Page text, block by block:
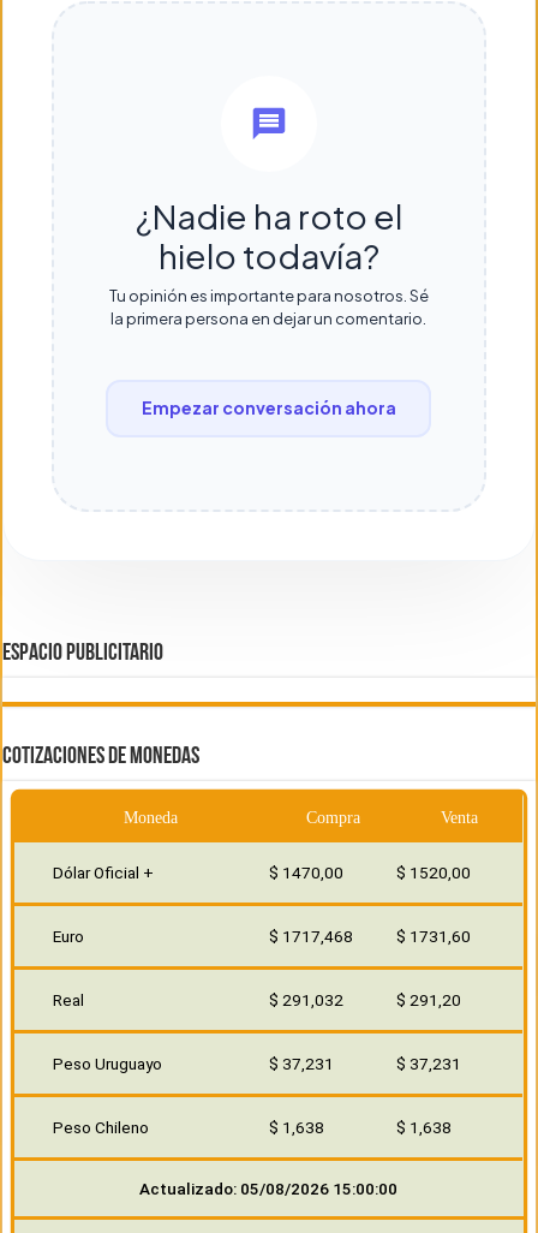
¿Nadie ha roto el
hielo todavía?
Tu opinión es importante para nosotros. Sé
la primera persona en dejar un comentario.
Empezar conversación ahora
ESPACIO PUBLICITARIO
COTIZACIONES DE MONEDAS
Moneda Compra Venta
Dólar Oficial + $ 1470,00 $ 1520,00
Euro $ 1717,468 $ 1731,60
Real $ 291,032 $ 291,20
Peso Uruguayo $ 37,231 $ 37,231
Peso Chileno $ 1,638 $ 1,638
Actualizado: 05/08/2026 15:00:00